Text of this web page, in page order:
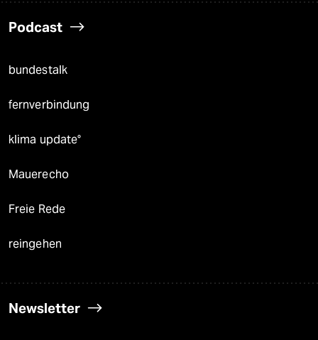
Podcast
bundestalk
fernverbindung
klima update°
Mauerecho
Freie Rede
reingehen
Newsletter